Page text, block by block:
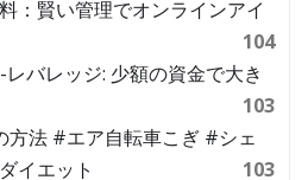
：賢い管理でオンラインアイ
104
バレッジ: 少額の資金で大き
103
方法 #エア自転車こぎ #シェ
イエット
103